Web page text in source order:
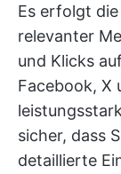
Es erfolgt
relevanter
und Klicks
Facebook, X
sicher, dass
detaillierte